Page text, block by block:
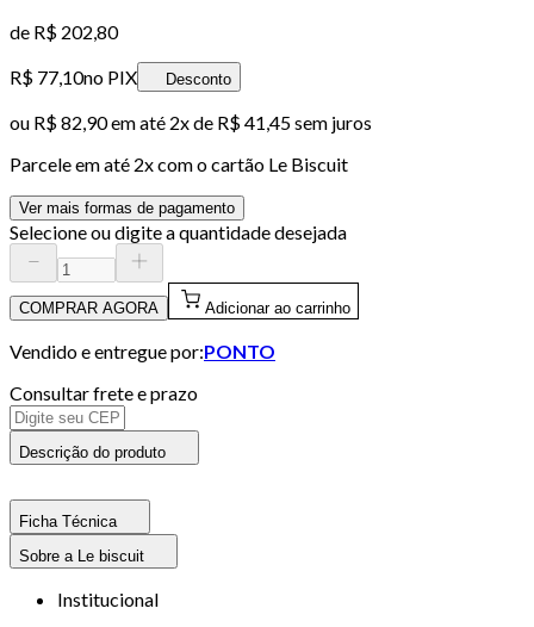
de R$ 202,80
R$ 77,10no PIX Desconto
ou R$ 82,90em até 2x de R$ 41,45 sem juros
Parcele em até 2x com o cartão Le Biscuit
Ver mais formas de pagamento
Selecione ou digite a quantidade desejada
COMPRAR AGORA Adicionar ao carrinho
Vendido e entregue por:PONTO
Consultar frete e prazo
Descrição do produto
Ficha Técnica
Sobre a Le biscuit
Institucional